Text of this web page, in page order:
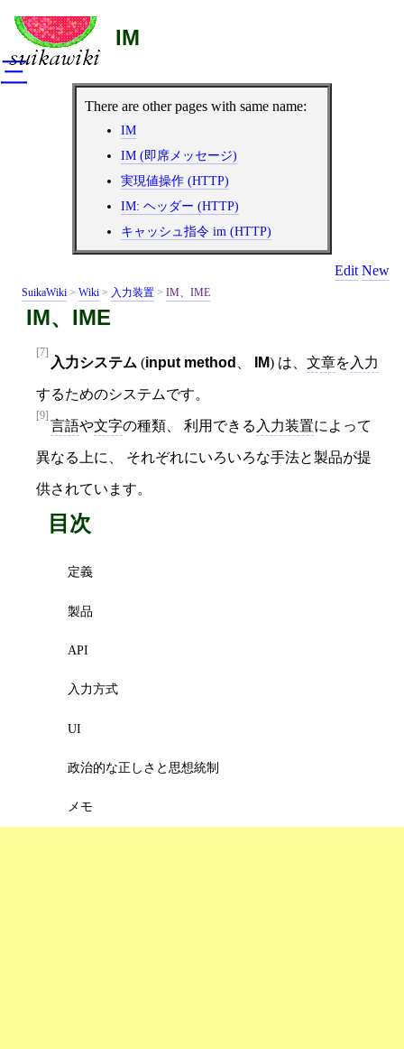
IM
There are other pages with same name:
IM
IM (即席メッセージ)
実現値操作 (HTTP)
IM: ヘッダー (HTTP)
キャッシュ指令 im (HTTP)
Edit New
SuikaWiki > Wiki > 入力装置 > IM、IME
IM、IME
[7]
入力システム (input method IM) は、 文章を 入力
するためのシステムです。
[9]
言語や文字の種類、 利用できる 入力装置によって
異なる上に、 それぞれにいろいろな手法と製品が提
供されています。
目次
定義
製品
API
入力方式
UI
政治的な正しさと思想統制
メモ
三